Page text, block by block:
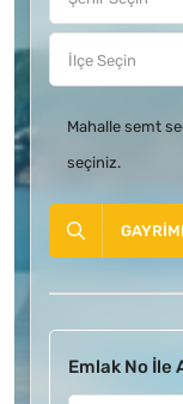
Mahalle semt
seçiniz.
Emlak No İle